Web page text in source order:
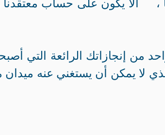
، ألا يكون على حساب معتقدنا
من إنجازاتك الرائعة التي
لا يمكن أن يستغني عنه